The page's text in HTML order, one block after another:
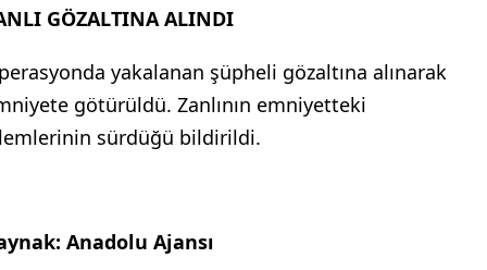
GÖZALTINA ALINDI
yakalanan şüpheli gözaltına alınarak
götürüldü. Zanlının emniyetteki
sürdüğü bildirildi.
Anadolu Ajansı